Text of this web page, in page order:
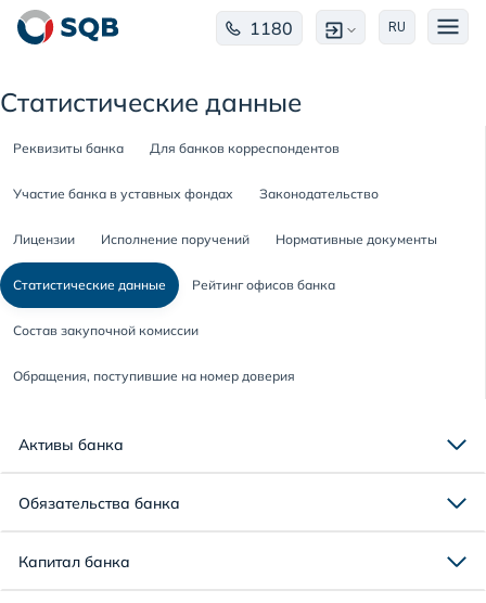
1180 RU
Статистические данные
Реквизиты банка Для банков корреспондентов
Участие банка в уставных фондах Законодательство
Лицензии Исполнение поручений Нормативные документы
Статистические данные Рейтинг офисов банка
Состав закупочной комиссии
Обращения, поступившие на номер доверия
Активы банка
Обязательства банка
Капитал банка